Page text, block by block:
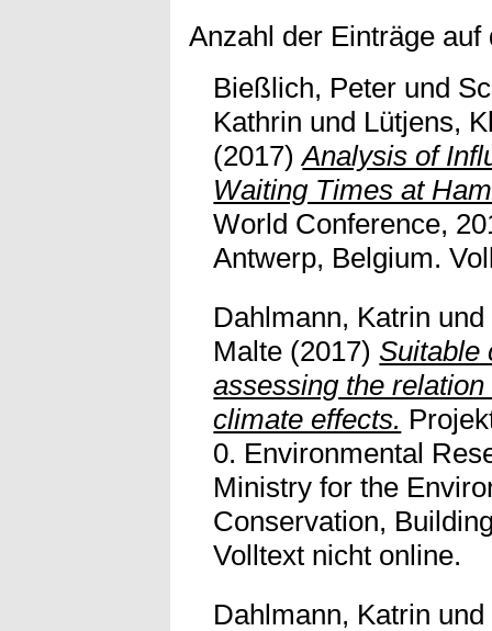
Anzahl der Einträge
Bießlich, Peter und
Kathrin und Lütjens,
(2017)Analysis of
Waiting Times at
World Conference,
Antwerp, Belgium.
Dahlmann, Katrin und
Malte (2017)Suitable
assessing the
climate effects.
0. Environmental
Ministry for the
Conservation,
Volltext nicht online.
Dahlmann, Katrin und